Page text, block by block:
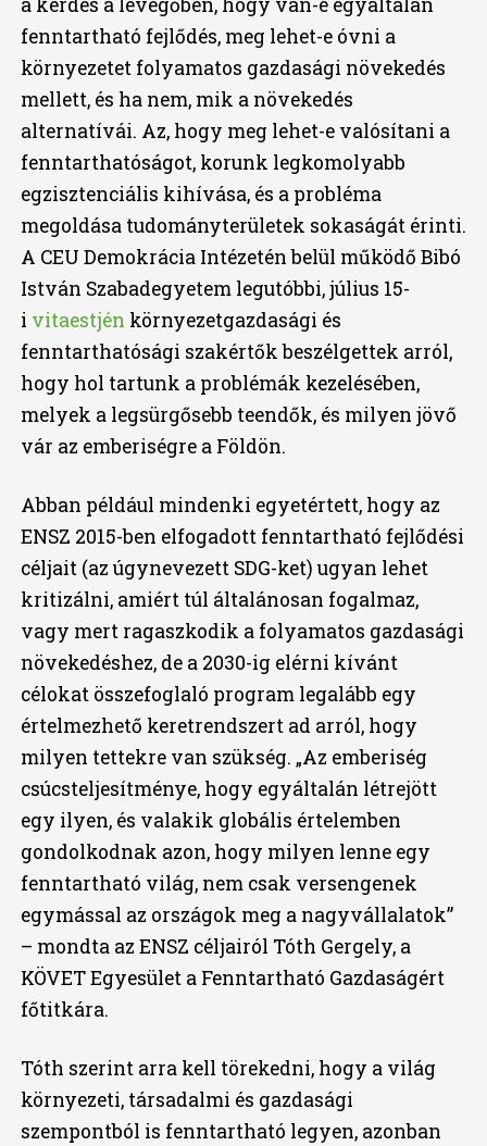
a kérdés a levegőben, hogy van-e egyáltalán
fenntartható fejlődés, meg lehet-e óvni a
környezetet folyamatos gazdasági növekedés
mellett, és ha nem, mik a növekedés
alternatívái. Az, hogy meg lehet-e valósítani a
fenntarthatóságot, korunk legkomolyabb
egzisztenciális kihívása, és a probléma
megoldása tudományterületek sokaságát érinti.
A CEU Demokrácia Intézetén belül működő Bibó
István Szabadegyetem legutóbbi, július 15-
i vitaestjén környezetgazdasági és
fenntarthatósági szakértők beszélgettek arról,
hogy hol tartunk a problémák kezelésében,
melyek a legsürgősebb teendők, és milyen jövő
vár az emberiségre a Földön.
Abban például mindenki egyetértett, hogy az
ENSZ 2015-ben elfogadott fenntartható fejlődési
céljait (az úgynevezett SDG-ket) ugyan lehet
kritizálni, amiért túl általánosan fogalmaz,
vagy mert ragaszkodik a folyamatos gazdasági
növekedéshez, de a 2030-ig elérni kívánt
célokat összefoglaló program legalább egy
értelmezhető keretrendszert ad arról, hogy
milyen tettekre van szükség. „Az emberiség
csúcsteljesítménye, hogy egyáltalán létrejött
egy ilyen, és valakik globális értelemben
gondolkodnak azon, hogy milyen lenne egy
fenntartható világ, nem csak versengenek
egymással az országok meg a nagyvállalatok”
– mondta az ENSZ céljairól Tóth Gergely, a
KÖVET Egyesület a Fenntartható Gazdaságért
főtitkára.
Tóth szerint arra kell törekedni, hogy a világ
környezeti, társadalmi és gazdasági
szempontból is fenntartható legyen, azonban